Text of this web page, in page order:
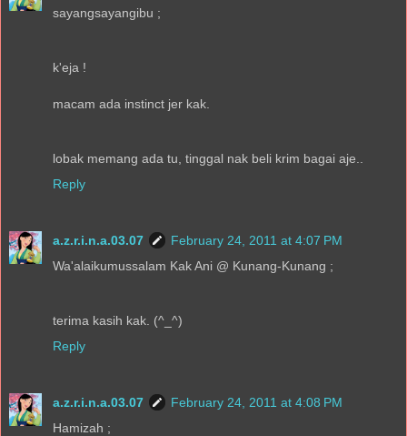
sayangsayangibu ;
k'eja !
macam ada instinct jer kak.
lobak memang ada tu, tinggal nak beli krim bagai aje..
Reply
a.z.r.i.n.a.03.07
February 24, 2011 at 4:07 PM
Wa'alaikumussalam Kak Ani @ Kunang-Kunang ;
terima kasih kak. (^_^)
Reply
a.z.r.i.n.a.03.07
February 24, 2011 at 4:08 PM
Hamizah ;